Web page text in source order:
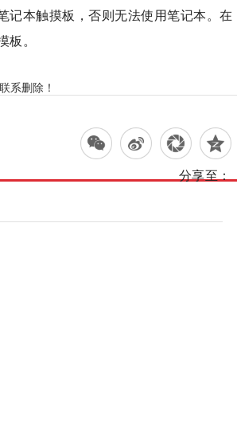
记本触摸板，否则无法使用笔记本。在
。
系删除！
分享至：